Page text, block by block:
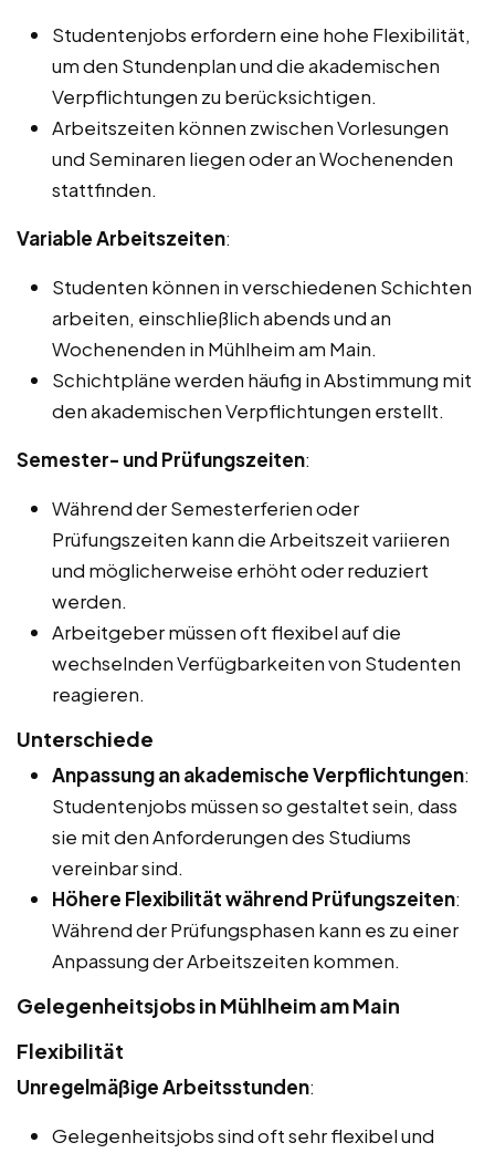
Studentenjobs erfordern eine hohe Flexibilität,
um den Stundenplan und die akademischen
Verpflichtungen zu berücksichtigen.
Arbeitszeiten können zwischen Vorlesungen
und Seminaren liegen oder an Wochenenden
stattfinden.
Variable Arbeitszeiten:
Studenten können in verschiedenen Schichten
arbeiten, einschließlich abends und an
Wochenenden in Mühlheim am Main.
Schichtpläne werden häufig in Abstimmung mit
den akademischen Verpflichtungen erstellt.
Semester- und Prüfungszeiten:
Während der Semesterferien oder
Prüfungszeiten kann die Arbeitszeit variieren
und möglicherweise erhöht oder reduziert
werden.
Arbeitgeber müssen oft flexibel auf die
wechselnden Verfügbarkeiten von Studenten
reagieren.
Unterschiede
Anpassung an akademische Verpflichtungen:
Studentenjobs müssen so gestaltet sein, dass
sie mit den Anforderungen des Studiums
vereinbar sind.
Höhere Flexibilität während Prüfungszeiten:
Während der Prüfungsphasen kann es zu einer
Anpassung der Arbeitszeiten kommen.
Gelegenheitsjobs in Mühlheim am Main
Flexibilität
Unregelmäßige Arbeitsstunden:
Gelegenheitsjobs sind oft sehr flexibel und